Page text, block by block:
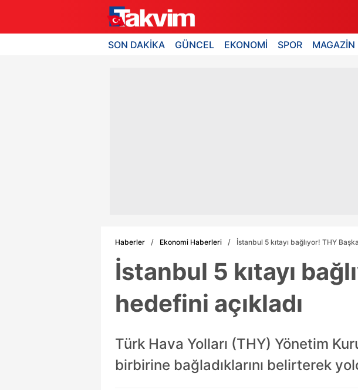
SON DAKİKA GÜNCEL EKONOMİ SPOR MAGAZİN
Haberler Ekonomi Haberleri İstanbul 5 kıtayı bağlıyor! THY
İstanbul 5 kıtayı
hedefini açıkladı
Türk Hava Yolları (THY) Yönetim
birbirine bağladıklarını belirterek